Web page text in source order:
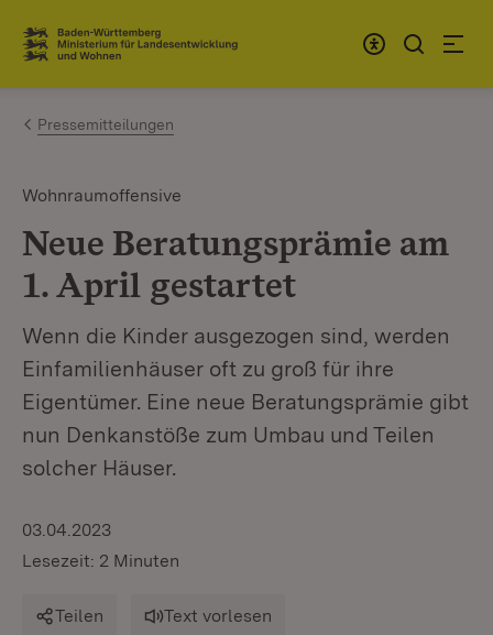
Zum Inhalt springen
Link zur Startseite
Pressemitteilungen
Wohnraumoffensive
Neue Beratungsprämie am
1. April gestartet
Wenn die Kinder ausgezogen sind, werden
Einfamilienhäuser oft zu groß für ihre
Eigentümer. Eine neue Beratungsprämie gibt
nun Denkanstöße zum Umbau und Teilen
solcher Häuser.
03.04.2023
Lesezeit: 2 Minuten
Teilen Text vorlesen